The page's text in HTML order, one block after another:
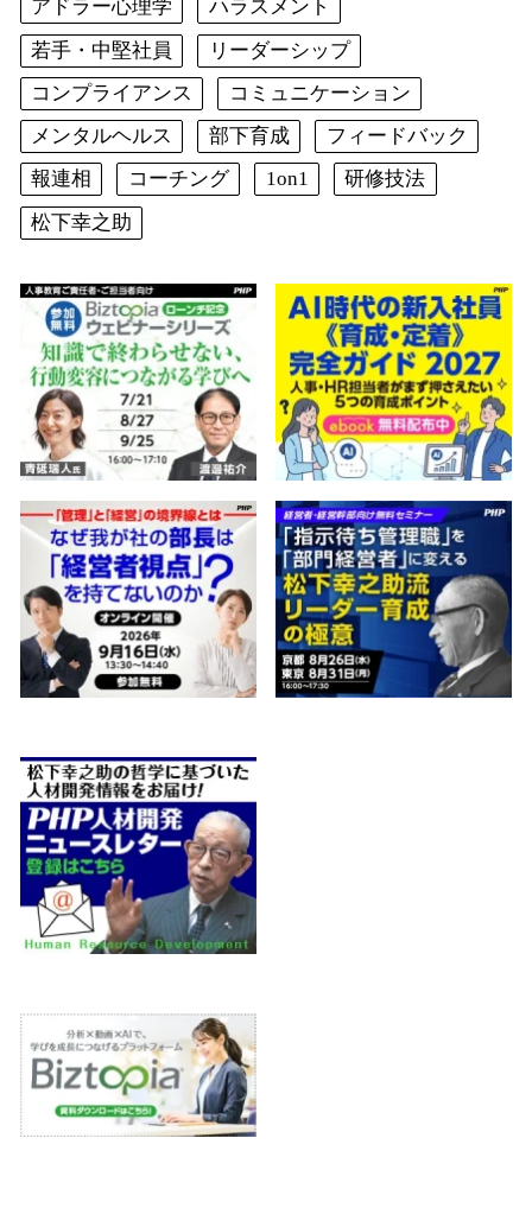
アドラー心理学
ハラスメント
若手・中堅社員
リーダーシップ
コンプライアンス
コミュニケーション
メンタルヘルス
部下育成
フィードバック
報連相
コーチング 1on1
研修技法
松下幸之助